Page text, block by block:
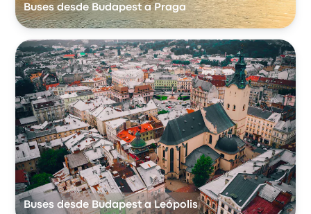
Buses desde Budapest a Praga
Buses desde Budapest a Leópolis